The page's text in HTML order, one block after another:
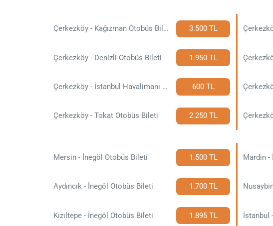
Çerkezköy - Kağızman Otobüs Bileti 3.500 TL
Çerkezköy - Denizli Otobüs Bileti 1.950 TL
Çerkezköy - İstanbul Havalimanı Otobüs Bileti 600 TL
Çerkezköy - Tokat Otobüs Bileti 2.250 TL
Mersin - İnegöl Otobüs Bileti 1.500 TL Mardin -
Aydıncık - İnegöl Otobüs Bileti 1.700 TL
Kızıltepe - İnegöl Otobüs Bileti 1.895 TL İstanbul